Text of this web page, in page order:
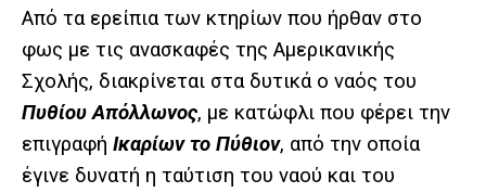
Από τα ερείπια των κτηρίων που ήρθαν στο
φως με τις ανασκαφές της Αμερικανικής
Σχολής, διακρίνεται στα δυτικά ο ναός του
Πυθίου Απόλλωνος, με κατώφλι που φέρει την
επιγραφή Ικαρίων το Πύθιον, από την οποία
έγινε δυνατή η ταύτιση του ναού και του